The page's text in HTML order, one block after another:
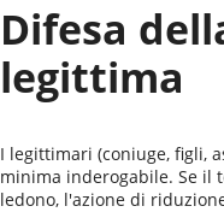
Difesa
legittima
I legittimari (coniuge, figli,
minima inderogabile. Se il
ledono, l'azione di